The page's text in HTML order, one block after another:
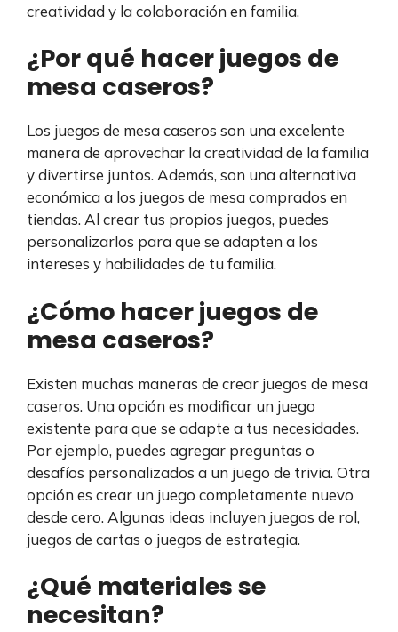
creatividad y la colaboración en familia.
¿Por qué hacer juegos de
mesa caseros?
Los juegos de mesa caseros son una excelente
manera de aprovechar la creatividad de la familia
y divertirse juntos. Además, son una alternativa
económica a los juegos de mesa comprados en
tiendas. Al crear tus propios juegos, puedes
personalizarlos para que se adapten a los
intereses y habilidades de tu familia.
¿Cómo hacer juegos de
mesa caseros?
Existen muchas maneras de crear juegos de mesa
caseros. Una opción es modificar un juego
existente para que se adapte a tus necesidades.
Por ejemplo, puedes agregar preguntas o
desafíos personalizados a un juego de trivia. Otra
opción es crear un juego completamente nuevo
desde cero. Algunas ideas incluyen juegos de rol,
juegos de cartas o juegos de estrategia.
¿Qué materiales se
necesitan?